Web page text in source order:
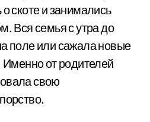
скоте и занимались
Вся семья с утра до
поле или сажала новые
Именно от родителей
свою